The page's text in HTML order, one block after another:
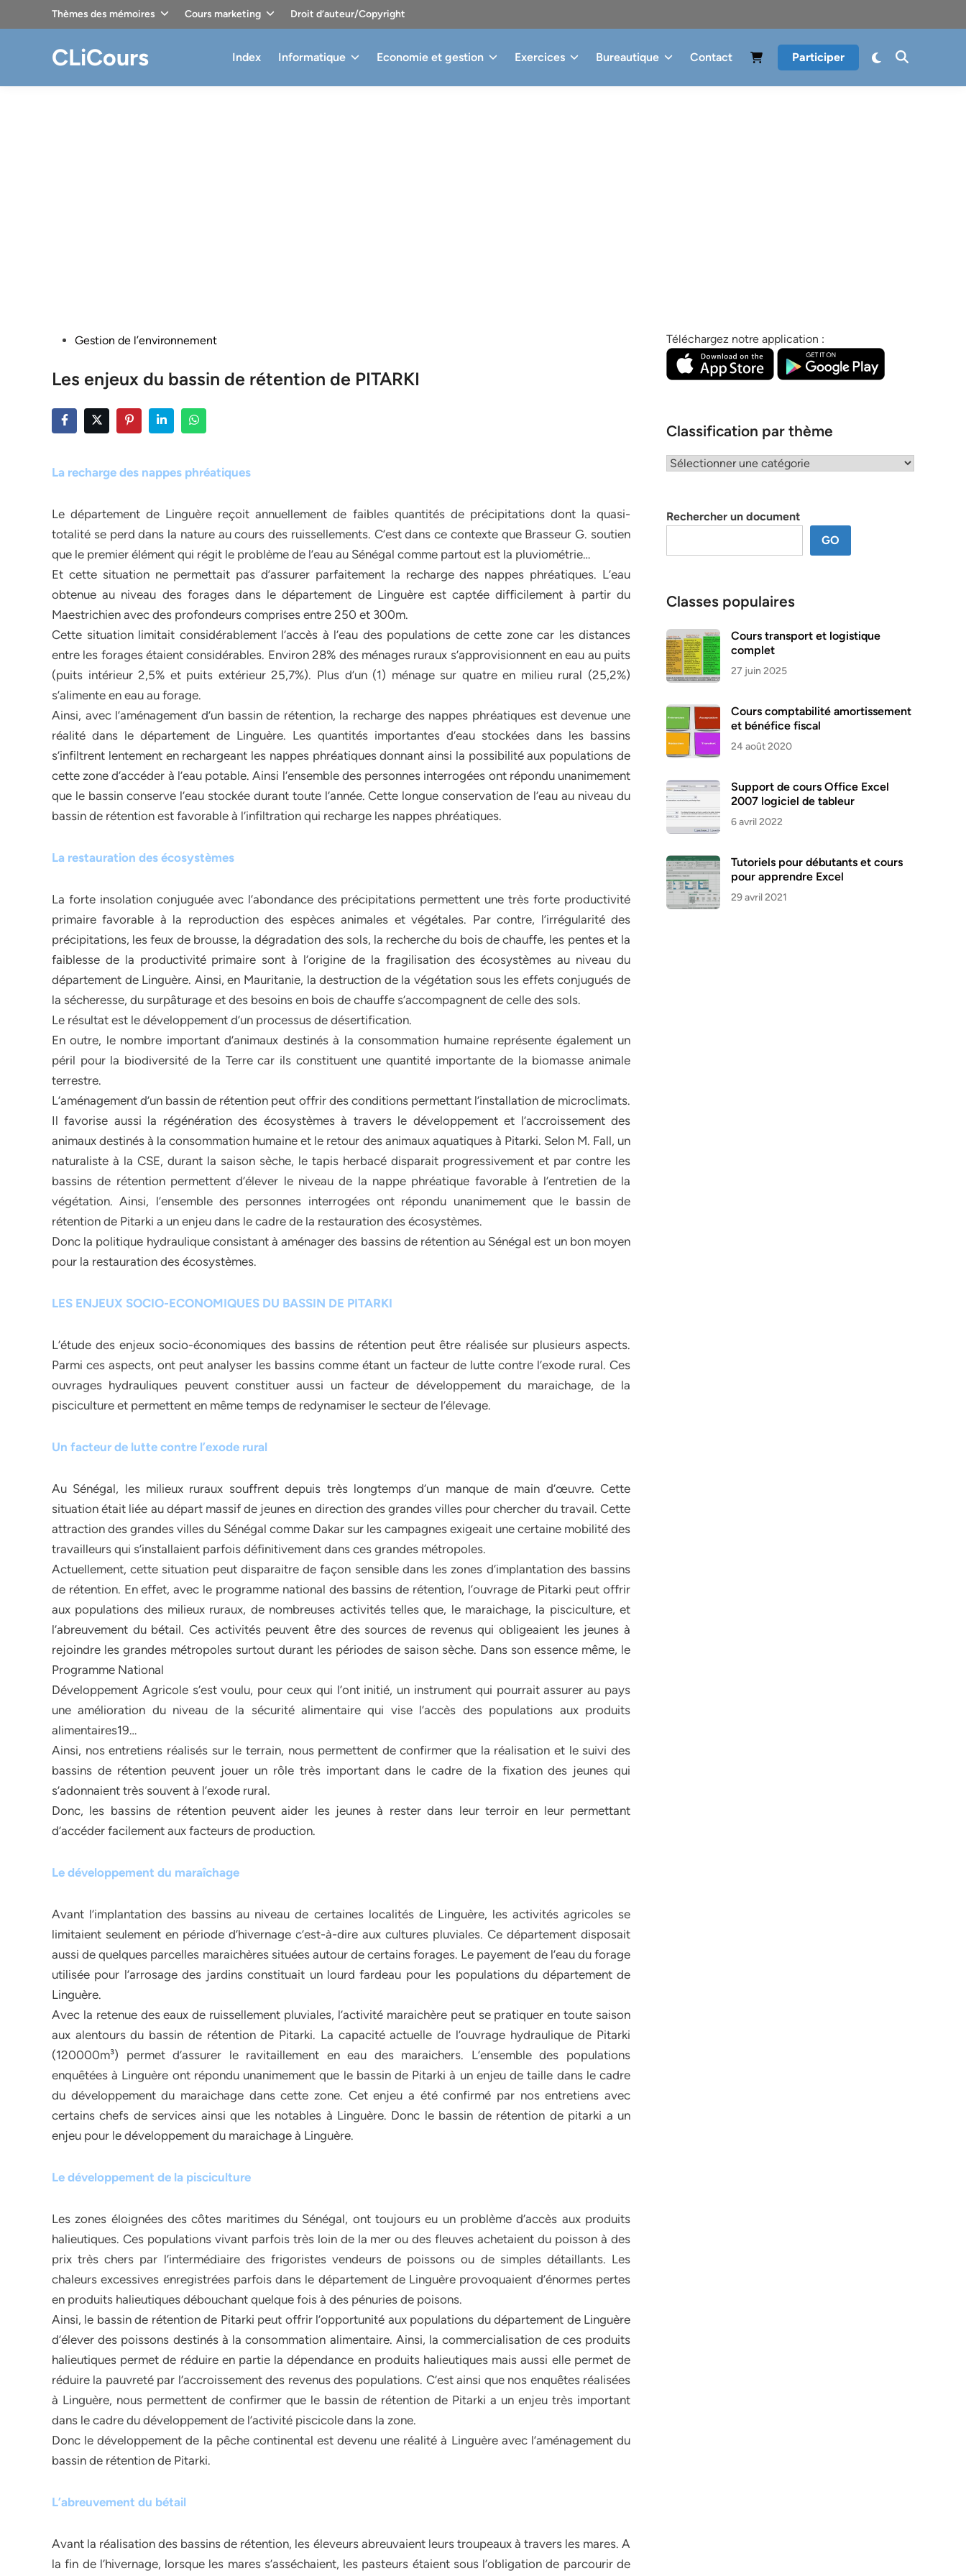
Thèmes des mémoires Cours marketing Droit d’auteur/Copyright
CLiCours Index Informatique Economie et gestion Exercices Bureautique Contact Participer
PostedGestion de l’environnement
Les enjeux du bassin de rétention de PITARKI
La recharge des nappes phréatiques
Le département de Linguère reçoit annuellement de faibles quantités de précipitations dont la quasi-
totalité se perd dans la nature au cours des ruissellements. C’est dans ce contexte que Brasseur G. soutien
que le premier élément qui régit le problème de l’eau au Sénégal comme partout est la pluviométrie…
Et cette situation ne permettait pas d’assurer parfaitement la recharge des nappes phréatiques. L’eau
obtenue au niveau des forages dans le département de Linguère est captée difficilement à partir du
Maestrichien avec des profondeurs comprises entre 250 et 300m.
Cette situation limitait considérablement l’accès à l’eau des populations de cette zone car les distances
entre les forages étaient considérables. Environ 28% des ménages ruraux s’approvisionnent en eau au puits
(puits intérieur 2,5% et puits extérieur 25,7%). Plus d’un (1) ménage sur quatre en milieu rural (25,2%)
s’alimente en eau au forage.
Ainsi, avec l’aménagement d’un bassin de rétention, la recharge des nappes phréatiques est devenue une
réalité dans le département de Linguère. Les quantités importantes d’eau stockées dans les bassins
s’infiltrent lentement en rechargeant les nappes phréatiques donnant ainsi la possibilité aux populations de
cette zone d’accéder à l’eau potable. Ainsi l’ensemble des personnes interrogées ont répondu unanimement
que le bassin conserve l’eau stockée durant toute l’année. Cette longue conservation de l’eau au niveau du
bassin de rétention est favorable à l’infiltration qui recharge les nappes phréatiques.
La restauration des écosystèmes
La forte insolation conjuguée avec l’abondance des précipitations permettent une très forte productivité
primaire favorable à la reproduction des espèces animales et végétales. Par contre, l’irrégularité des
précipitations, les feux de brousse, la dégradation des sols, la recherche du bois de chauffe, les pentes et la
faiblesse de la productivité primaire sont à l’origine de la fragilisation des écosystèmes au niveau du
département de Linguère. Ainsi, en Mauritanie, la destruction de la végétation sous les effets conjugués de
la sécheresse, du surpâturage et des besoins en bois de chauffe s’accompagnent de celle des sols.
Le résultat est le développement d’un processus de désertification.
En outre, le nombre important d’animaux destinés à la consommation humaine représente également un
péril pour la biodiversité de la Terre car ils constituent une quantité importante de la biomasse animale
terrestre.
L’aménagement d’un bassin de rétention peut offrir des conditions permettant l’installation de microclimats.
Il favorise aussi la régénération des écosystèmes à travers le développement et l’accroissement des
animaux destinés à la consommation humaine et le retour des animaux aquatiques à Pitarki. Selon M. Fall, un
naturaliste à la CSE, durant la saison sèche, le tapis herbacé disparait progressivement et par contre les
bassins de rétention permettent d’élever le niveau de la nappe phréatique favorable à l’entretien de la
végétation. Ainsi, l’ensemble des personnes interrogées ont répondu unanimement que le bassin de
rétention de Pitarki a un enjeu dans le cadre de la restauration des écosystèmes.
Donc la politique hydraulique consistant à aménager des bassins de rétention au Sénégal est un bon moyen
pour la restauration des écosystèmes.
LES ENJEUX SOCIO-ECONOMIQUES DU BASSIN DE PITARKI
L’étude des enjeux socio-économiques des bassins de rétention peut être réalisée sur plusieurs aspects.
Parmi ces aspects, ont peut analyser les bassins comme étant un facteur de lutte contre l’exode rural. Ces
ouvrages hydrauliques peuvent constituer aussi un facteur de développement du maraichage, de la
pisciculture et permettent en même temps de redynamiser le secteur de l’élevage.
Un facteur de lutte contre l’exode rural
Au Sénégal, les milieux ruraux souffrent depuis très longtemps d’un manque de main d’œuvre. Cette
situation était liée au départ massif de jeunes en direction des grandes villes pour chercher du travail. Cette
attraction des grandes villes du Sénégal comme Dakar sur les campagnes exigeait une certaine mobilité des
travailleurs qui s’installaient parfois définitivement dans ces grandes métropoles.
Actuellement, cette situation peut disparaitre de façon sensible dans les zones d’implantation des bassins
de rétention. En effet, avec le programme national des bassins de rétention, l’ouvrage de Pitarki peut offrir
aux populations des milieux ruraux, de nombreuses activités telles que, le maraichage, la pisciculture, et
l’abreuvement du bétail. Ces activités peuvent être des sources de revenus qui obligeaient les jeunes à
rejoindre les grandes métropoles surtout durant les périodes de saison sèche. Dans son essence même, le
Programme National
Développement Agricole s’est voulu, pour ceux qui l’ont initié, un instrument qui pourrait assurer au pays
une amélioration du niveau de la sécurité alimentaire qui vise l’accès des populations aux produits
alimentaires19…
Ainsi, nos entretiens réalisés sur le terrain, nous permettent de confirmer que la réalisation et le suivi des
bassins de rétention peuvent jouer un rôle très important dans le cadre de la fixation des jeunes qui
s’adonnaient très souvent à l’exode rural.
Donc, les bassins de rétention peuvent aider les jeunes à rester dans leur terroir en leur permettant
d’accéder facilement aux facteurs de production.
Le développement du maraîchage
Avant l’implantation des bassins au niveau de certaines localités de Linguère, les activités agricoles se
limitaient seulement en période d’hivernage c’est-à-dire aux cultures pluviales. Ce département disposait
aussi de quelques parcelles maraichères situées autour de certains forages. Le payement de l’eau du forage
utilisée pour l’arrosage des jardins constituait un lourd fardeau pour les populations du département de
Linguère.
Avec la retenue des eaux de ruissellement pluviales, l’activité maraichère peut se pratiquer en toute saison
aux alentours du bassin de rétention de Pitarki. La capacité actuelle de l’ouvrage hydraulique de Pitarki
(120000m³) permet d’assurer le ravitaillement en eau des maraichers. L’ensemble des populations
enquêtées à Linguère ont répondu unanimement que le bassin de Pitarki à un enjeu de taille dans le cadre
du développement du maraichage dans cette zone. Cet enjeu a été confirmé par nos entretiens avec
certains chefs de services ainsi que les notables à Linguère. Donc le bassin de rétention de pitarki a un
enjeu pour le développement du maraichage à Linguère.
Le développement de la pisciculture
Les zones éloignées des côtes maritimes du Sénégal, ont toujours eu un problème d’accès aux produits
halieutiques. Ces populations vivant parfois très loin de la mer ou des fleuves achetaient du poisson à des
prix très chers par l’intermédiaire des frigoristes vendeurs de poissons ou de simples détaillants. Les
chaleurs excessives enregistrées parfois dans le département de Linguère provoquaient d’énormes pertes
en produits halieutiques débouchant quelque fois à des pénuries de poisons.
Ainsi, le bassin de rétention de Pitarki peut offrir l’opportunité aux populations du département de Linguère
d’élever des poissons destinés à la consommation alimentaire. Ainsi, la commercialisation de ces produits
halieutiques permet de réduire en partie la dépendance en produits halieutiques mais aussi elle permet de
réduire la pauvreté par l’accroissement des revenus des populations. C’est ainsi que nos enquêtes réalisées
à Linguère, nous permettent de confirmer que le bassin de rétention de Pitarki a un enjeu très important
dans le cadre du développement de l’activité piscicole dans la zone.
Donc le développement de la pêche continental est devenu une réalité à Linguère avec l’aménagement du
bassin de rétention de Pitarki.
L’abreuvement du bétail
Avant la réalisation des bassins de rétention, les éleveurs abreuvaient leurs troupeaux à travers les mares. A
la fin de l’hivernage, lorsque les mares s’asséchaient, les pasteurs étaient sous l’obligation de parcourir de
Téléchargez notre application :
Classification par thème
Classification
Rechercher un document
GO
Classes populaires
Cours transport et logistique
complet
27 juin 2025
Cours comptabilité amortissement
et bénéfice fiscal
24 août 2020
Support de cours Office Excel
2007 logiciel de tableur
6 avril 2022
Tutoriels pour débutants et cours
pour apprendre Excel
29 avril 2021